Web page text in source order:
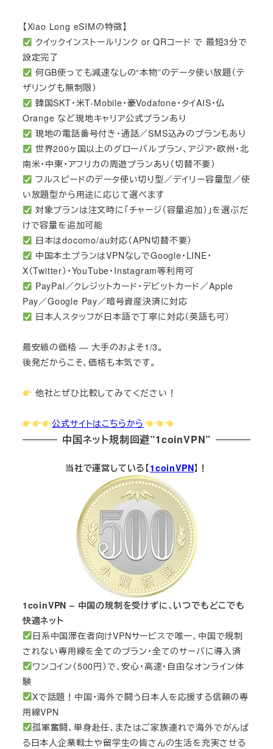
【Xiao Long eSIMの特徴】
クイックインストールリンク or QRコード で 最短3分で
設定完了
何GB使っても減速なしの“本物”のデータ使い放題（テ
ザリングも無制限）
韓国SKT・米T-Mobile・豪Vodafone・タイAIS・仏
Orange など現地キャリア公式プランあり
現地の電話番号付き・通話／SMS込みのプランもあり
世界200ヶ国以上のグローバルプラン、アジア・欧州・北
南米・中東・アフリカの周遊プランあり（切替不要）
フルスピードのデータ使い切り型／デイリー容量型／使
い放題型から用途に応じて選べます
対象プランは注文時に「チャージ（容量追加）」を選ぶだ
けで容量を追加可能
日本はdocomo/au対応（APN切替不要）
中国本土プランはVPNなしでGoogle・LINE・
X（Twitter）・YouTube・Instagram等利用可
PayPal／クレジットカード・デビットカード／Apple
Pay／Google Pay／暗号資産決済に対応
日本人スタッフが日本語で丁寧に対応（英語も可）
最安級の価格 — 大手のおよそ1/3。
後発だからこそ、価格も本気です。
他社とぜひ比較してみてください！
公式サイトはこちらから
中国ネット規制回避”1coinVPN”
当社で運営している【1coinVPN】！
1coinVPN – 中国の規制を受けずに、いつでもどこでも
快適ネット
日系中国滞在者向けVPNサービスで唯一、中国で規制
されない専用線を全てのプラン・全てのサーバに導入済
ワンコイン（500円）で、安心・高速・自由なオンライン体
験
Xで話題！中国・海外で闘う日本人を応援する信頼の専
用線VPN
孤軍奮闘、単身赴任、またはご家族連れで海外でがんば
る日本人企業戦士や留学生の皆さんの生活を充実させる